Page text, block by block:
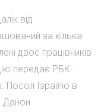
від
за кілька
двоє працівників
передає РБК-
Посол Ізраїлю в
Данон